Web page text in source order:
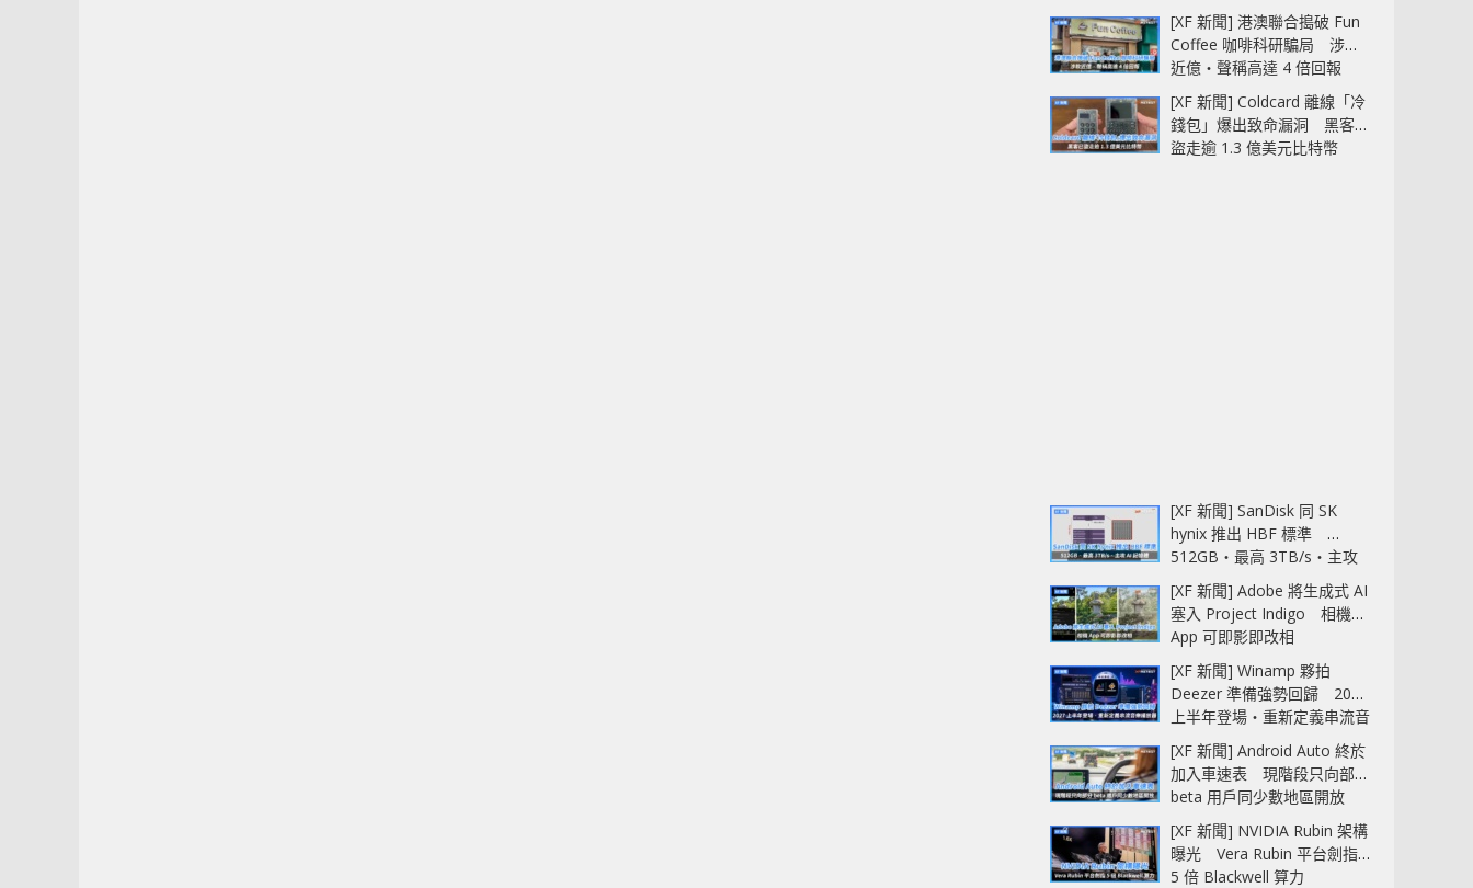
[XF 新聞] 港澳聯合搗破 Fun
Coffee 咖啡科研騙局 涉款
近億‧聲稱高達 4 倍回報
[XF 新聞] Coldcard 離線「冷
錢包」爆出致命漏洞 黑客已
盜走逾 1.3 億美元比特幣
[XF 新聞] SanDisk 同 SK
hynix 推出 HBF 標準
512GB‧最高 3TB/s‧主攻
AI 記憶體
[XF 新聞] Adobe 將生成式 AI
塞入 Project Indigo 相機
App 可即影即改相
[XF 新聞] Winamp 夥拍
Deezer 準備強勢回歸 2027
上半年登場‧重新定義串流音
樂播放器
[XF 新聞] Android Auto 終於
加入車速表 現階段只向部分
beta 用戶同少數地區開放
[XF 新聞] NVIDIA Rubin 架構
曝光 Vera Rubin 平台劍指
5 倍 Blackwell 算力